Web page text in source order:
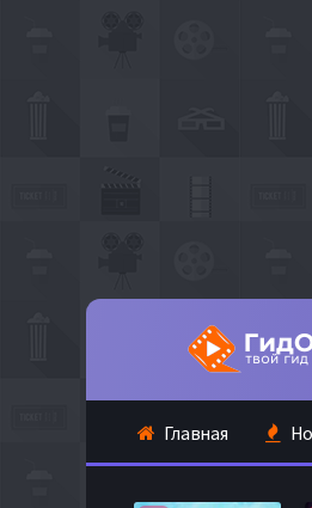
Главная